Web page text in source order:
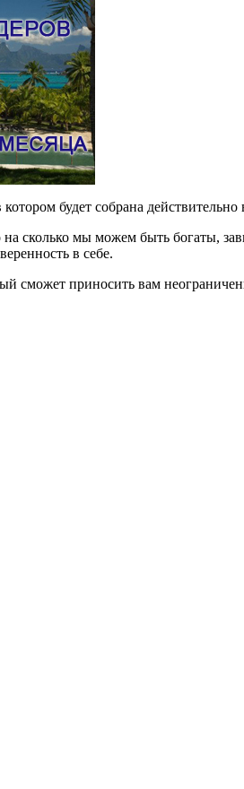
будет собрана действительно
сколько мы можем быть богаты,
в себе.
сможет приносить вам